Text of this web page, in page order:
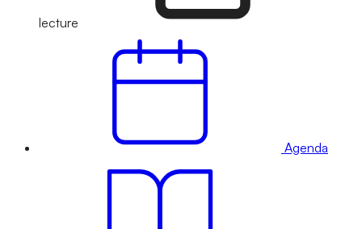
lecture
Agenda